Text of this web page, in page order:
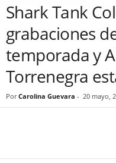
Shark Tank
grabaciones
temporada y
Torrenegra
Por Carolina Guevara - 20 mayo,